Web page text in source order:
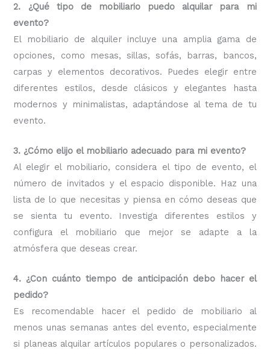
2. ¿Qué tipo de mobiliario puedo alquilar para mi
evento?
El mobiliario de alquiler incluye una amplia gama de
opciones, como mesas, sillas, sofás, barras, bancos,
carpas y elementos decorativos. Puedes elegir entre
diferentes estilos, desde clásicos y elegantes hasta
modernos y minimalistas, adaptándose al tema de tu
evento.
3. ¿Cómo elijo el mobiliario adecuado para mi evento?
Al elegir el mobiliario, considera el tipo de evento, el
número de invitados y el espacio disponible. Haz una
lista de lo que necesitas y piensa en cómo deseas que
se sienta tu evento. Investiga diferentes estilos y
configura el mobiliario que mejor se adapte a la
atmósfera que deseas crear.
4. ¿Con cuánto tiempo de anticipación debo hacer el
pedido?
Es recomendable hacer el pedido de mobiliario al
menos unas semanas antes del evento, especialmente
si planeas alquilar artículos populares o personalizados.